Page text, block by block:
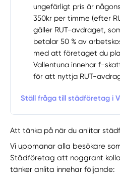
ungefärligt pris är
350kr per timme (efter
gäller RUT-avdraget,
betalar 50 % av
med att företaget du
Vallentuna innehar f-
för att nyttja RUT-
Ställ fråga till städföretag i
Att tänka på när du anlitar
Vi uppmanar alla besökare
Städföretag att noggrant
tänker anlita innehar följande: